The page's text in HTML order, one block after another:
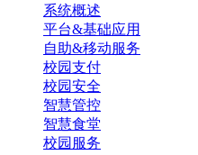
系统概述
平台&基础应用
自助&移动服务
校园支付
校园安全
智慧管控
智慧食堂
校园服务